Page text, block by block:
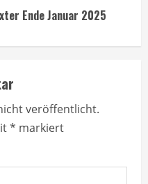
Ende Januar 2025
veröffentlicht.
* markiert